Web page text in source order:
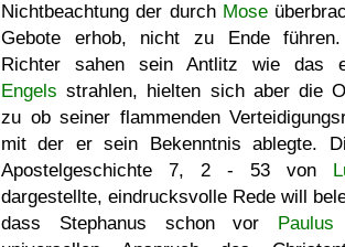
Nichtbeachtung der durch Mose
Gebote erhob, nicht zu Ende
Richter sahen sein Antlitz wie das
Engels strahlen, hielten sich aber die
zu ob seiner flammenden
mit der er sein Bekenntnis ablegte.
Apostelgeschichte 7, 2 - 53 von
dargestellte, eindrucksvolle Rede will
dass Stephanus schon vor Paulus